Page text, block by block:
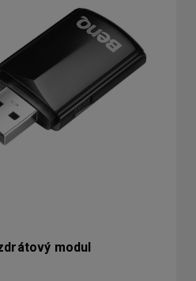
modul